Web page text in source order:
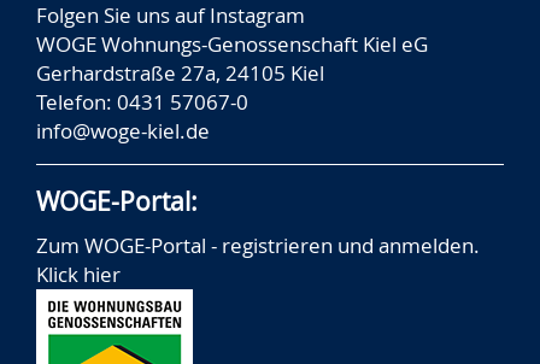
Folgen Sie uns aufInstagram
WOGE Wohnungs-Genossenschaft Kiel eG
Gerhardstraße 27a, 24105 Kiel
Telefon: 0431 57067-0
info@woge-kiel.de
WOGE-Portal:
Zum WOGE-Portal - registrieren und anmelden.
Klick hier